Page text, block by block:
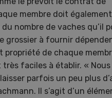
membre doit
nombre de vaches qu’il
grossier à fournir
de chaque
faciles à établir. «
parfois un peu plus
Il s’agit d’un
10-11
Demo Days 2026